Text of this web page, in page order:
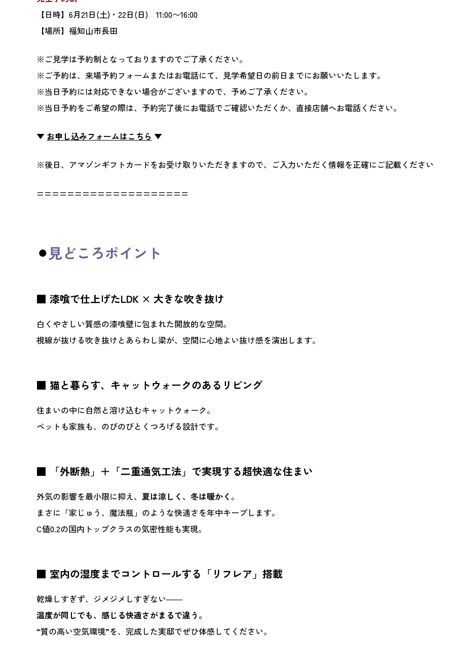
【日時】6月21日(土)・22日(日) 11:00〜16:00
【場所】福知山市長田
※ご見学は予約制となっておりますのでご了承ください。
※ご予約は、来場予約フォームまたはお電話にて、見学希望日の前日までにお願いいたします。
※当日予約には対応できない場合がございますので、予めご了承ください。
※当日予約をご希望の際は、予約完了後にお電話でご確認いただくか、直接店舗へお電話ください。
▼ お申し込みフォームはこちら ▼
※後日、アマゾンギフトカードをお受け取りいただきますので、ご入力いただく情報を正確にご記載ください
====================
⚫︎見どころポイント
■ 漆喰で仕上げたLDK × 大きな吹き抜け
白くやさしい質感の漆喰壁に包まれた開放的な空間。
視線が抜ける吹き抜けとあらわし梁が、空間に心地よい抜け感を演出します。
■ 猫と暮らす、キャットウォークのあるリビング
住まいの中に自然と溶け込むキャットウォーク。
ペットも家族も、のびのびとくつろげる設計です。
■ 「外断熱」＋「二重通気工法」で実現する超快適な住まい
外気の影響を最小限に抑え、 夏は涼しく、冬は暖かく 。
まさに「家じゅう、魔法瓶」のような快適さを年中キープします。
C値0.2の国内トップクラスの気密性能も実現。
■ 室内の湿度までコントロールする「リフレア」搭載
乾燥しすぎず、ジメジメしすぎない――
温度が同じでも、感じる快適さがまるで違う。
“質の高い空気環境”を、完成した実邸でぜひ体感してください。